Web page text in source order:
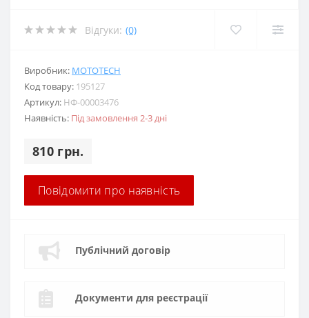
Відгуки: (0)
Виробник: MOTOTECH
Код товару: 195127
Артикул: НФ-00003476
Наявність: Під замовлення 2-3 дні
810 грн.
Повідомити про наявність
Публічний договір
Документи для реєстрації